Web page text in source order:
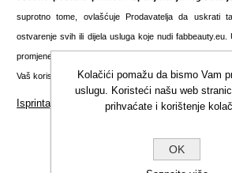
suprotno tome, ovlašćuje Prodavatelja da uskrati
ostvarenje svih ili dijela usluga koje nudi
promjene podataka koje ste unijeli prilikom
Vaš korisnički račun kako biste nas obavijestili o
Isprintajte ovu stranicu
Kolačići pomažu da bismo Vam
uslugu. Koristeći našu web
prihvaćate i korištenje
OK